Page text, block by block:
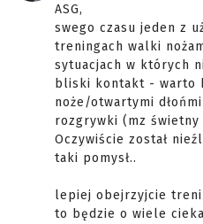
ASG,
swego czasu jeden z
treningach walki
sytuacjach w których
bliski kontakt - warto
noże/otwartymi
rozgrywki (mz świetny
Oczywiście został
taki pomysł..
lepiej obejrzyjcie
to będzie o wiele